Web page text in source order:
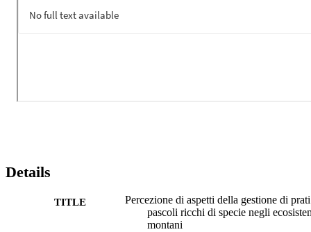
Details
TITLE
Percezione di aspetti della gestione di
pascoli ricchi di specie negli
montani